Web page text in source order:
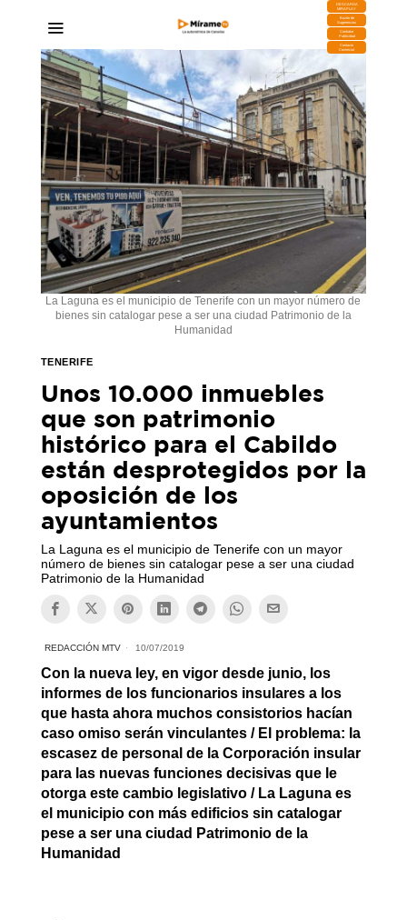
DESCARGA
MIRAPLAY
Buzón de
Sugerencias
Contratar
Publicidad
Contacto
Comercial
La Laguna es el municipio de Tenerife con un mayor número de
bienes sin catalogar pese a ser una ciudad Patrimonio de la
Humanidad
TENERIFE
Unos 10.000 inmuebles
que son patrimonio
histórico para el Cabildo
están desprotegidos por la
oposición de los
ayuntamientos
La Laguna es el municipio de Tenerife con un mayor
número de bienes sin catalogar pese a ser una ciudad
Patrimonio de la Humanidad
REDACCIÓN MTV 10/07/2019
Con la nueva ley, en vigor desde junio, los
informes de los funcionarios insulares a los
que hasta ahora muchos consistorios hacían
caso omiso serán vinculantes / El problema: la
escasez de personal de la Corporación insular
para las nuevas funciones decisivas que le
otorga este cambio legislativo / La Laguna es
el municipio con más edificios sin catalogar
pese a ser una ciudad Patrimonio de la
Humanidad